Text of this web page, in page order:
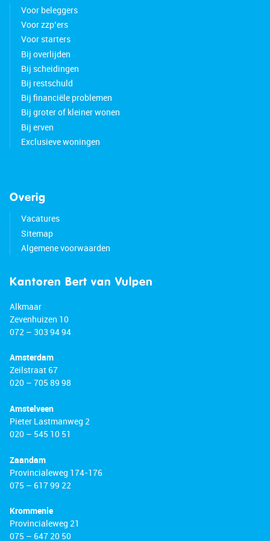
• In 2024, the old extension was replaced and two
extra meters were added
• Equipped with 11 solar panels
• Partly plastic, partly wooden window frames
• Smart thermostat present
• Can be modernized to your own taste
• Located in a popular neighborhood
• Center and daily amenities nearby
• Major roads quickly accessible
• Energy label: B
Voor beleggers
Voor zzp’ers
Voor starters
Bij overlijden
Bij scheidingen
Bij restschuld
Bij financiële problemen
Bij groter of kleiner wonen
Bij erven
Exclusieve woningen
Overig
Vacatures
Sitemap
Algemene voorwaarden
Kantoren Bert van Vulpen
Alkmaar
Zevenhuizen 10
072 – 303 94 94
Amsterdam
Zeilstraat 67
020 – 705 89 98
Amstelveen
Pieter Lastmanweg 2
020 – 545 10 51
Zaandam
Provincialeweg 174-176
075 – 617 99 22
Krommenie
Provincialeweg 21
075 – 647 20 50